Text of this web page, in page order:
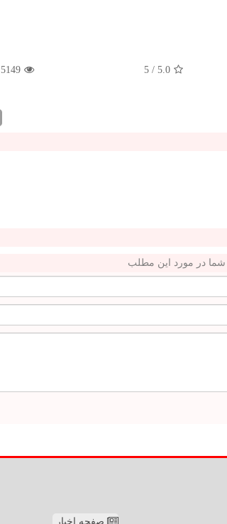
5.0
/
5
5149
در مورد این مطلب
صفحه اخبار